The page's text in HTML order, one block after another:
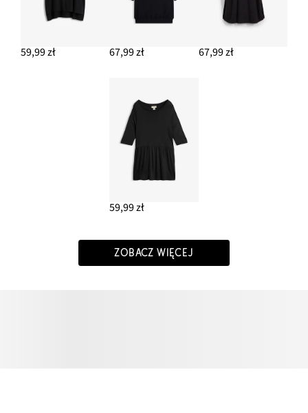
59,99 zł 67,99 zł 67,99 zł
59,99 zł
ZOBACZ WIĘCEJ